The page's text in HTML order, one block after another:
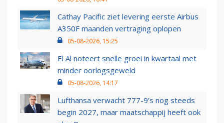
Cathay Pacific ziet levering eerste Airbus
A350F maanden vertraging oplopen
05-08-2026, 15:25
El Al noteert snelle groei in kwartaal met
minder oorlogsgeweld
05-08-2026, 14:17
Lufthansa verwacht 777-9’s nog steeds
begin 2027, maar maatschappij heeft ook